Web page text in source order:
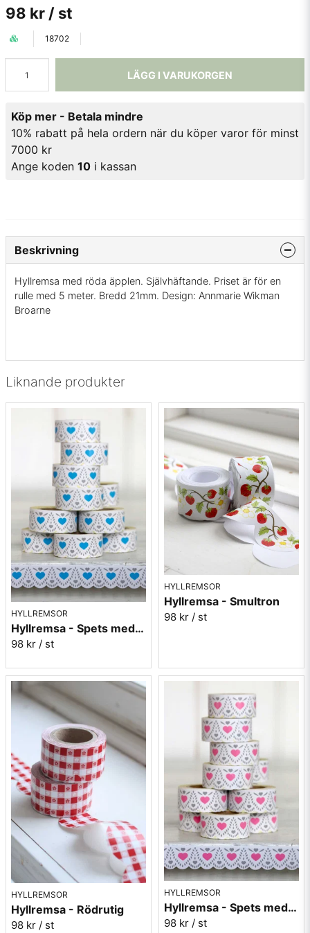
98 kr / st
18702
LÄGG I VARUKORGEN
Köp mer - Betala mindre
10% rabatt på hela ordern när du köper varor för minst
7000 kr
Ange koden 10 i kassan
Liknande produkter
HYLLREMSOR
Hyllremsa - Spets med blått hjärta
98 kr / st
HYLLREMSOR
Hyllremsa - Smultron
98 kr / st
HYLLREMSOR
Hyllremsa - Rödrutig
98 kr / st
HYLLREMSOR
Hyllremsa - Spets med rosa hjärta
98 kr / st
Beskrivning
Hyllremsa med röda äpplen. Självhäftande. Priset är för en
rulle med 5 meter. Bredd 21mm. Design: Annmarie Wikman
Broarne